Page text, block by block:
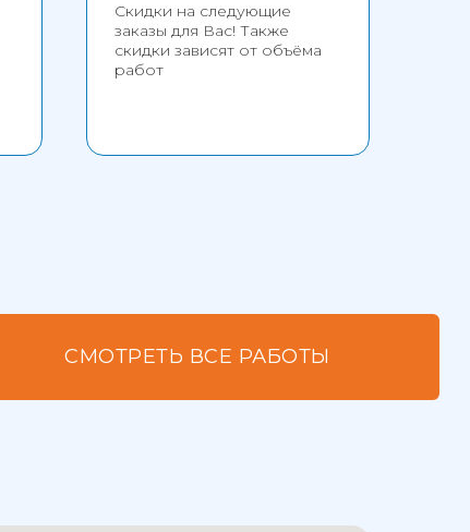
Скидки на следующие
заказы для Вас! Также
скидки зависят от объёма
работ
СМОТРЕТЬ ВСЕ РАБОТЫ